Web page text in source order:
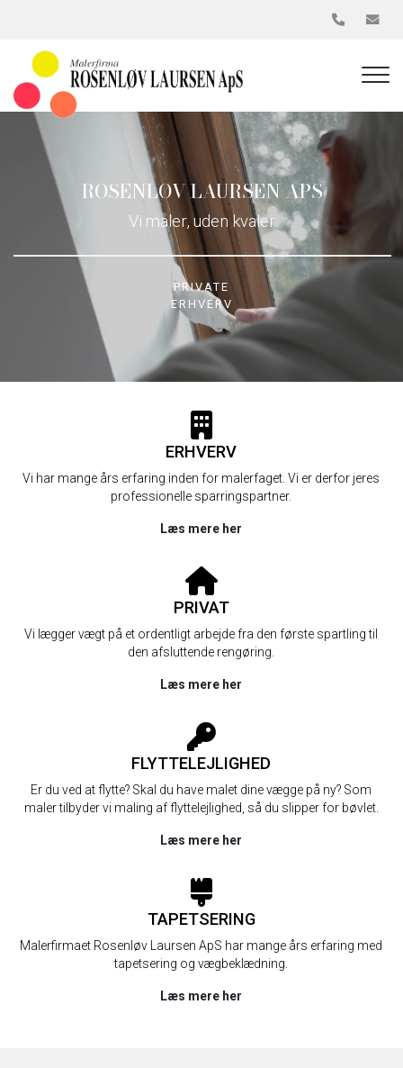
hovedindhold
ROSENLØV LAURSEN APS
Vi maler, uden kvaler
PRIVATE
ERHVERV
ERHVERV
Vi har mange års erfaring inden for malerfaget. Vi er derfor jeres
professionelle sparringspartner.
Læs mere her
PRIVAT
Vi lægger vægt på et ordentligt arbejde fra den første spartling til
den afsluttende rengøring.
Læs mere her
FLYTTELEJLIGHED
Er du ved at flytte? Skal du have malet dine vægge på ny? Som
maler tilbyder vi maling af flyttelejlighed, så du slipper for bøvlet.
Læs mere her
TAPETSERING
Malerfirmaet Rosenløv Laursen ApS har mange års erfaring med
tapetsering og vægbeklædning.
Læs mere her